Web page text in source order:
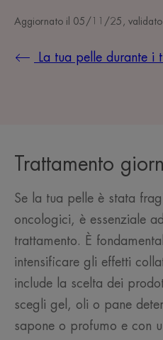
Aggiornato il 05/11/25 ,
La tua pelle durante i
Trattamento
Se la tua pelle è stata
oncologici, è essenziale
trattamento. È
intensificare gli effetti
include la scelta dei
scegli gel, oli o pane
sapone o profumo e con